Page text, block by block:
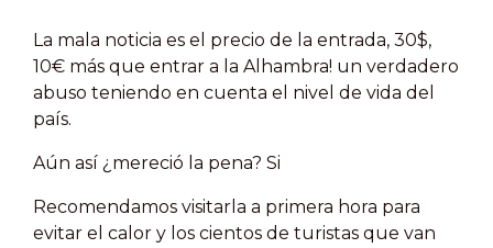
La mala noticia es el precio de la entrada, 30$,
10€ más que entrar a la Alhambra! un verdadero
abuso teniendo en cuenta el nivel de vida del
país.
Aún así ¿mereció la pena? Si
Recomendamos visitarla a primera hora para
evitar el calor y los cientos de turistas que van